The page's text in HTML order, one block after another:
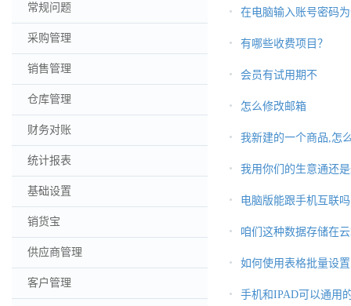
常规问题
采购管理
销售管理
仓库管理
财务对账
统计报表
基础设置
销货宝
供应商管理
客户管理
在电脑输入账号密码
有哪些收费项目？
会员有试用期不
怎么修改邮箱
我新建的一个商品,怎
我用你们的生意通还
电脑版能跟手机互联吗
咱们这种数据存储在
如何使用表格批量设
手机和IPAD可以通用